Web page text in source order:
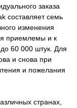
заказа
составляет семь
изменения
приемлемы и к
60 000 штук. Для
и снова при
и пожелания
странах,